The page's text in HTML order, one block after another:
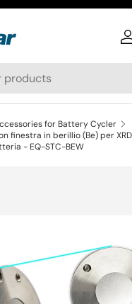
for Battery Cycler
finestra in berillio (Be) per
- EQ-STC-BEW